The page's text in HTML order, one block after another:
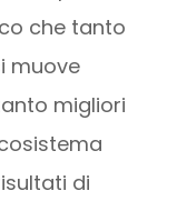
che tanto
muove
migliori
di